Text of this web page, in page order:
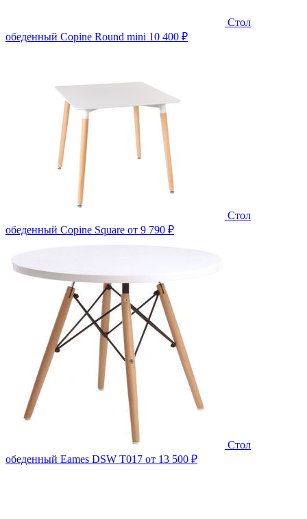
Стол
обеденный Copine Round mini 10 400 ₽
Стол
обеденный Copine Square от 9 790 ₽
Стол
обеденный Eames DSW T017 от 13 500 ₽